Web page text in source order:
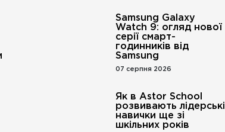
Samsung Galaxy
Watch 9: огляд нової
серії смарт-
годинників від
Samsung
07 серпня 2026
Як в Astor School
розвивають лідерські
навички ще зі
шкільних років